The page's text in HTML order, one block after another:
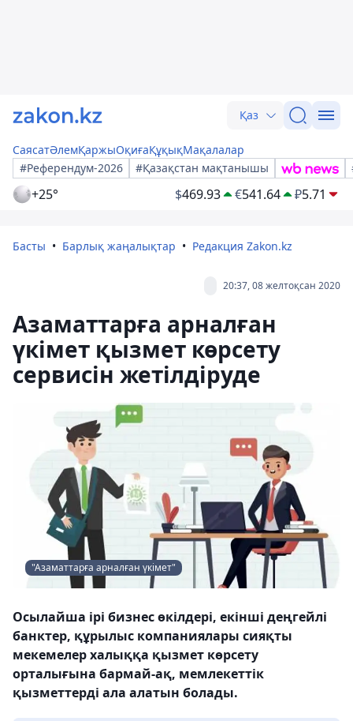
Қаз
СаясатӘлемҚаржыОқиғаҚұқықМақалалар
#Референдум-2026
#Қазақстан мақтанышы
+25° $469.93 €541.64 ₽5.71
Басты Барлық жаңалықтар Редакция Zakon.kz
20:37, 08 желтоқсан 2020
Азаматтарға арналған
үкімет қызмет көрсету
сервисін жетілдіруде
"Азаматтарға арналған үкімет"
Осылайша ірі бизнес өкілдері, екінші деңгейлі
банктер, құрылыс компаниялары сияқты
мекемелер халыққа қызмет көрсету
орталығына бармай-ақ, мемлекеттік
қызметтерді ала алатын болады.